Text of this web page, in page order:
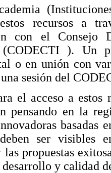
recursos a
con el Consejo
(CODECTI ). Un
o en unión con
sesión del
el acceso a estos
pensando en la
deben ser visibles
las propuestas
desarrollo y calidad